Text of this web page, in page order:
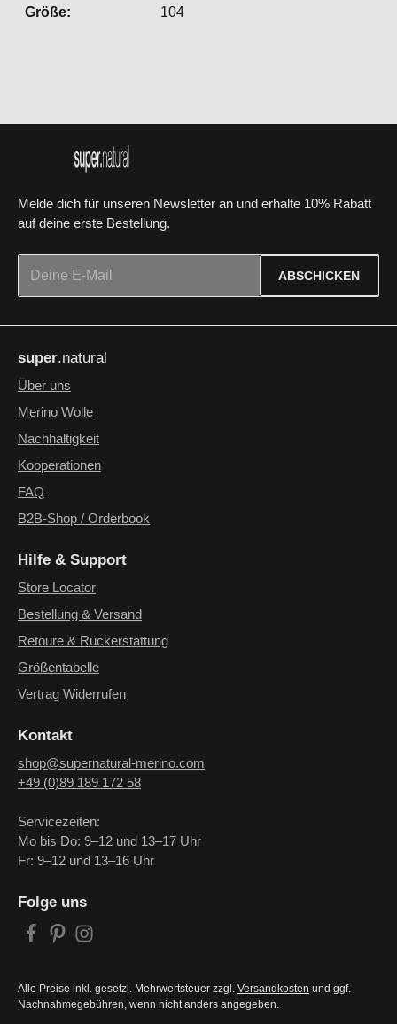
Größe: 104
Melde dich für unseren Newsletter an und erhalte 10% Rabatt
auf deine erste Bestellung.
ABSCHICKEN
genommen und die
einverstanden.
Die mit einem Stern (*) markierten Felder sind Pflichtfelder.
Folge uns
Alle Preise inkl. gesetzl. Mehrwertsteuer zzgl. Versandkosten und ggf.
Nachnahmegebühren, wenn nicht anders angegeben.
super.natural
Über uns
Merino Wolle
Nachhaltigkeit
Kooperationen
FAQ
B2B-Shop / Orderbook
Hilfe & Support
Store Locator
Bestellung & Versand
Retoure & Rückerstattung
Größentabelle
Vertrag Widerrufen
Kontakt
shop@supernatural-merino.com
+49 (0)89 189 172 58
Servicezeiten:
Mo bis Do: 9–12 und 13–17 Uhr
Fr: 9–12 und 13–16 Uhr